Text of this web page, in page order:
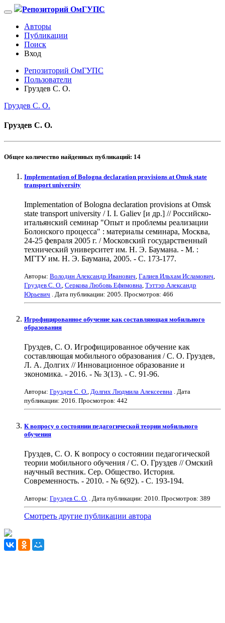
Репозиторий ОмГУПС
Авторы
Публикации
Поиск
Вход
Репозиторий ОмГУПС
Пользователи
Груздев С. О.
Груздев С. О.
Груздев С. О.
Общее количество найденных публикаций: 14
Implementation of Bologna declaration provisions at Omsk state
transport university
Implementation of Bologna declaration provisions at Omsk
state transport university / I. I. Galiev [и др.] // Российско-
итальянский семинар "Опыт и проблемы реализации
Болонского процесса" : материалы семинара, Москва,
24-25 февраля 2005 г. / Московский государственный
технический университет им. Н. Э. Баумана. - М. :
МГТУ им. Н. Э. Баумана, 2005. - С. 173-177.
Авторы: Володин Александр Иванович, Галиев Ильхам Исламович,
Груздев С. О., Серкова Любовь Ефимовна, Тэттэр Александр
Юрьевич . Дата публикации: 2005. Просмотров: 466
Игрофицированное обучение как составляющая мобильного
образования
Груздев, С. О. Игрофицированное обучение как
составляющая мобильного образования / С. О. Груздев,
Л. А. Долгих // Инновационное образование и
экономика. - 2016. - № 3(13). - С. 91-96.
Авторы: Груздев С. О., Долгих Людмила Алексеевна . Дата
публикации: 2016. Просмотров: 442
К вопросу о состоянии педагогической теории мобильного
обучения
Груздев, С. О. К вопросу о состоянии педагогической
теории мобильного обучения / С. О. Груздев // Омский
научный вестник. Сер. Общество. История.
Современность. - 2010. - № 6(92). - С. 193-194.
Авторы: Груздев С. О. . Дата публикации: 2010 . Просмотров: 389
Смотреть другие публикации автора